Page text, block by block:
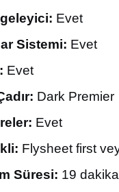
Evet
Sistemi: Evet
Evet
Dark Premier
Evet
Flysheet first
Süresi: 19 dakika